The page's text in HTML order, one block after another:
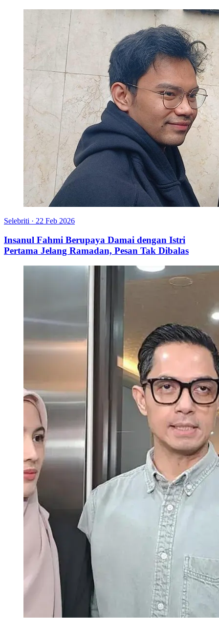
Selebriti · 22 Feb 2026
Insanul Fahmi Berupaya Damai dengan Istri
Pertama Jelang Ramadan, Pesan Tak Dibalas